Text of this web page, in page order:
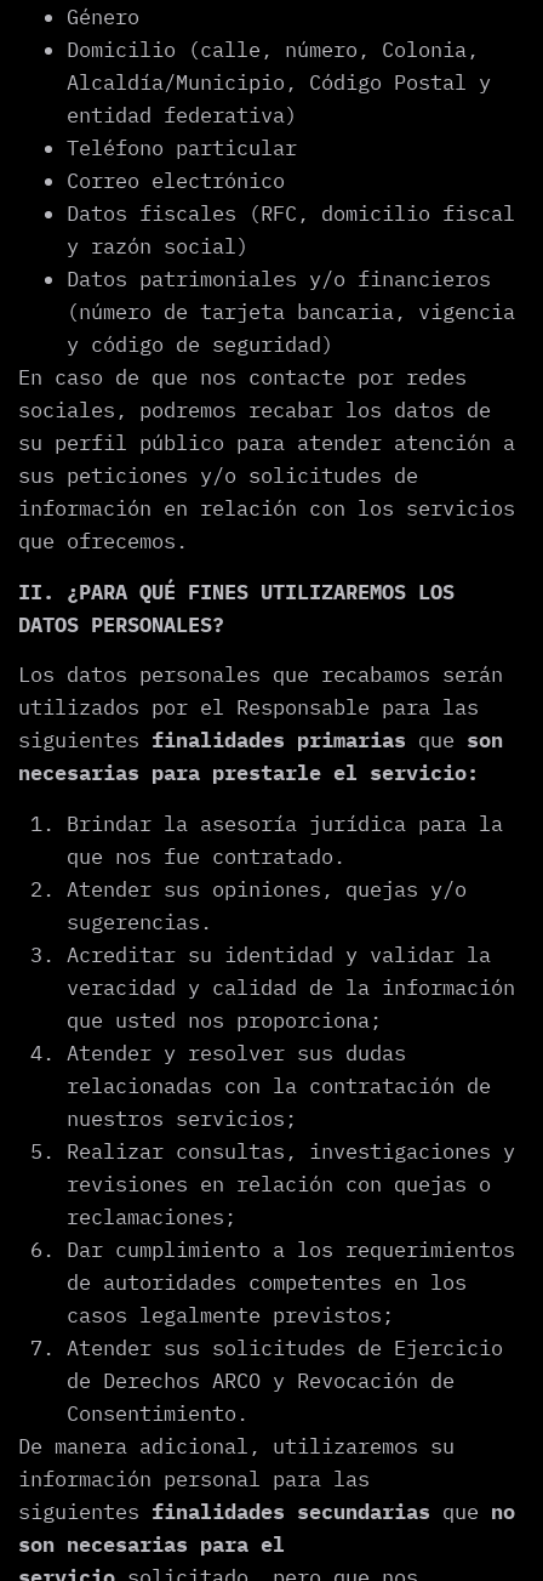
Género
Domicilio (calle, número, Colonia,
Alcaldía/Municipio, Código Postal y
entidad federativa)
Teléfono particular
Correo electrónico
Datos fiscales (RFC, domicilio fiscal
y razón social)
Datos patrimoniales y/o financieros
(número de tarjeta bancaria, vigencia
y código de seguridad)
En caso de que nos contacte por redes
sociales, podremos recabar los datos de
su perfil público para atender atención a
sus peticiones y/o solicitudes de
información en relación con los servicios
que ofrecemos.
II. ¿PARA QUÉ FINES UTILIZAREMOS LOS
DATOS PERSONALES?
Los datos personales que recabamos serán
utilizados por el Responsable para las
siguientes finalidades primarias que son
necesarias para prestarle el servicio:
Brindar la asesoría jurídica para la
que nos fue contratado.
Atender sus opiniones, quejas y/o
sugerencias.
Acreditar su identidad y validar la
veracidad y calidad de la información
que usted nos proporciona;
Atender y resolver sus dudas
relacionadas con la contratación de
nuestros servicios;
Realizar consultas, investigaciones y
revisiones en relación con quejas o
reclamaciones;
Dar cumplimiento a los requerimientos
de autoridades competentes en los
casos legalmente previstos;
Atender sus solicitudes de Ejercicio
de Derechos ARCO y Revocación de
Consentimiento.
De manera adicional, utilizaremos su
información personal para las
siguientes finalidades secundarias que no
son necesarias para el